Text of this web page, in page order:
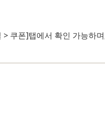
쿠폰]탭에서 확인 가능하